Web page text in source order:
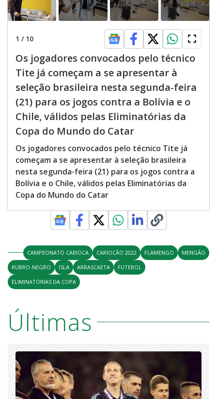
1 / 10
Os jogadores convocados pelo técnico
Tite já começam a se apresentar à
seleção brasileira nesta segunda-feira
(21) para os jogos contra a Bolívia e o
Chile, válidos pelas Eliminatórias da
Copa do Mundo do Catar
Os jogadores convocados pelo técnico Tite já
começam a se apresentar à seleção brasileira
nesta segunda-feira (21) para os jogos contra a
Bolívia e o Chile, válidos pelas Eliminatórias da
Copa do Mundo do Catar
CAMPEONATO CARIOCA CARIOCÃO 2022 FLAMENGO
MENGÃO
RUBRO-NEGRO
ISLA ARRASCAETA
FUTEBOL
ELIMINATÓRIAS DA COPA
Últimas